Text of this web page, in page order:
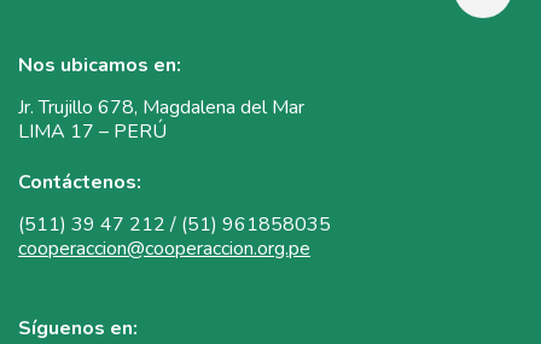
Nos ubicamos en:
Jr. Trujillo 678, Magdalena del Mar
LIMA 17 – PERÚ
Contáctenos:
(511) 39 47 212 / (51) 961858035
cooperaccion@cooperaccion.org.pe
Síguenos en: